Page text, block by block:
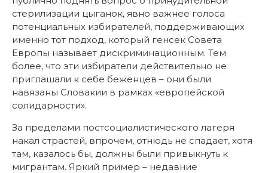
стерилизации цыганок, явно важнее голоса
потенциальных избирателей, поддерживающих
именно тот подход, который генсек Совета
Европы называет дискриминационным. Тем
более, что эти избиратели действительно не
приглашали к себе беженцев – они были
навязаны Словакии в рамках «европейской
солидарности».
За пределами постсоциалистического лагеря
накал страстей, впрочем, отнюдь не спадает, хотя
там, казалось бы, должны были привыкнуть к
мигрантам. Яркий пример – недавние